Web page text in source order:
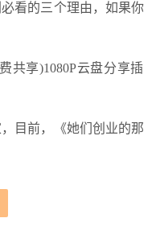
看的三个理由，如果你
目前，《她们创业的那